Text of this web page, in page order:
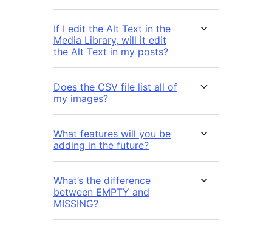
If I edit the Alt Text in the
Media Library, will it edit
the Alt Text in my posts?
Does the CSV file list all of
my images?
What features will you be
adding in the future?
What’s the difference
between EMPTY and
MISSING?